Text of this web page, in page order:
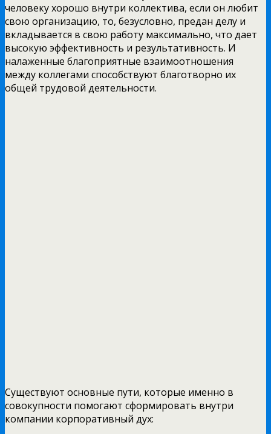
человеку хорошо внутри коллектива, если он любит
свою организацию, то, безусловно, предан делу и
вкладывается в свою работу максимально, что дает
высокую эффективность и результативность. И
налаженные благоприятные взаимоотношения
между коллегами способствуют благотворно их
общей трудовой деятельности.
Существуют основные пути, которые именно в
совокупности помогают сформировать внутри
компании корпоративный дух: